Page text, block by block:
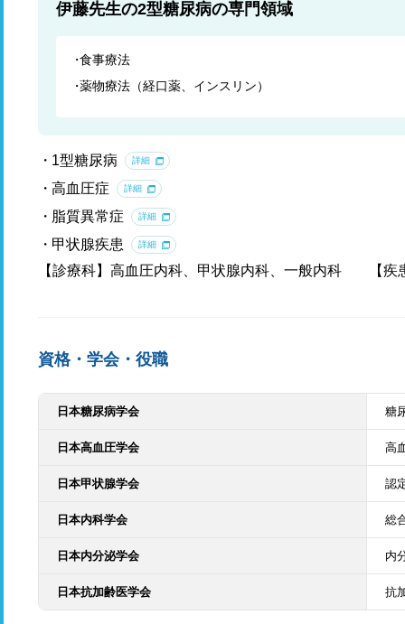
伊藤先生の2型糖尿病の専門領域
食事療法
薬物療法（経口薬、インスリン）
1型糖尿病 詳細
高血圧症 詳細
脂質異常症 詳細
甲状腺疾患 詳細
【診療科】高血圧内科、甲状腺内科、一般内科 【
資格・学会・役職
日本糖尿病学会 糖
日本高血圧学会 高
日本甲状腺学会 認
日本内科学会 総
日本内分泌学会 内
日本抗加齢医学会 抗